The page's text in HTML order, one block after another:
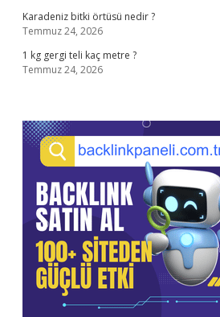
Karadeniz bitki örtüsü nedir ?
Temmuz 24, 2026
1 kg gergi teli kaç metre ?
Temmuz 24, 2026